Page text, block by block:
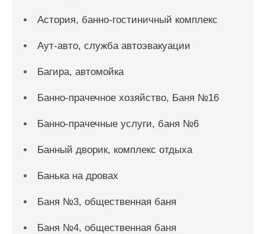
Астория, банно-гостиничный комплекс
Аут-авто, служба автоэвакуации
Багира, автомойка
Банно-прачечное хозяйство, Баня №16
Банно-прачечные услуги, баня №6
Банный дворик, комплекс отдыха
Банька на дровах
Баня №3, общественная баня
Баня №4, общественная баня